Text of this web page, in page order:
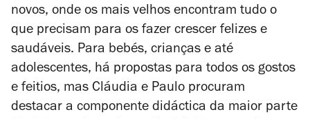
novos, onde os mais velhos encontram tudo o
que precisam para os fazer crescer felizes e
saudáveis. Para bebés, crianças e até
adolescentes, há propostas para todos os gostos
e feitios, mas Cláudia e Paulo procuram
destacar a componente didáctica da maior parte